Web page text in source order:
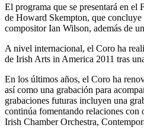
Italian
Polish
Portuguese
Ukrainian
El programa que se presentará en el
de Howard Skempton, que
compositor Ian Wilson, además de
A nivel internacional, el Coro ha
de Irish Arts in America 2011 tras
En los últimos años, el Coro ha
así como una grabación para
grabaciones futuras incluyen una
continúa fomentando relaciones
Irish Chamber Orchestra,